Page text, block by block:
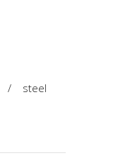
/
steel